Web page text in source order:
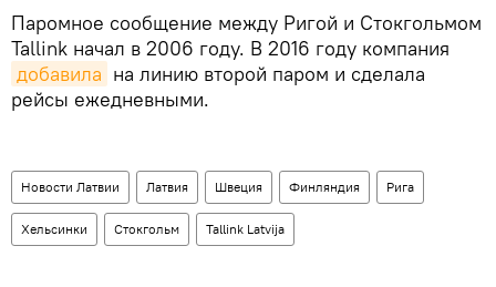
Паромное сообщение между Ригой и Стокгольмом
Tallink начал в 2006 году. В 2016 году компания
добавила на линию второй паром и сделала
рейсы ежедневными.
Новости Латвии Латвия Швеция Финляндия Рига
Хельсинки Стокгольм Tallink Latvija